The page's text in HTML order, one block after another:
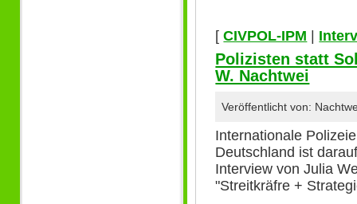
[CIVPOL-IPM |
Polizisten statt
W. Nachtwei
Veröffentlicht von:
Internationale
Deutschland ist
Interview von Julia
"Streitkräfre +